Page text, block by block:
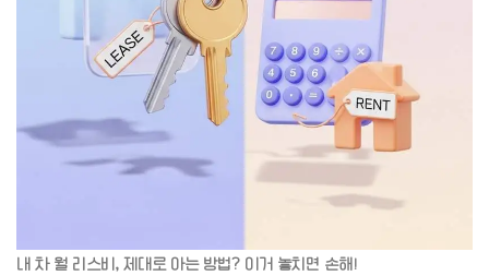
내 차 월 리스비, 제대로 아는 방법? 이거 놓치면 손해!